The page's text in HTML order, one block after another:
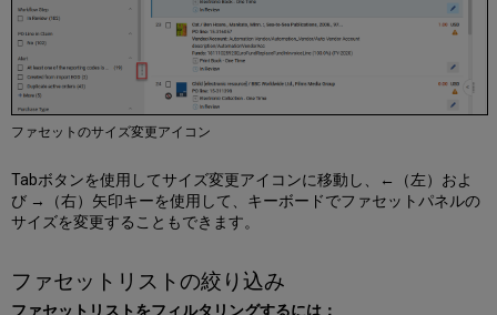
更
Excel
ク
ス
ポ
ト
ファセットのサイズ変更アイコン
Tabボタンを使用してサイズ変更アイコンに移動し、←（左）およ
び →（右）矢印キーを使用して、キーボードでファセットパネルの
サイズを変更することもできます。
ファセットリストの絞り込み
ファセットリストをフィルタリングするには：